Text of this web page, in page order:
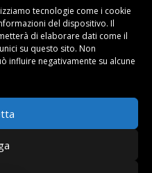
tecnologie come i cookie
del dispositivo. Il
di elaborare dati come il
su questo sito. Non
influire negativamente su alcune
- P.Iva 01374450458